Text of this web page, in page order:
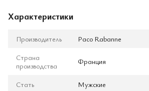
Характеристики
Производитель
Paco Rabanne
Страна
производства
Франция
Стать
Мужские